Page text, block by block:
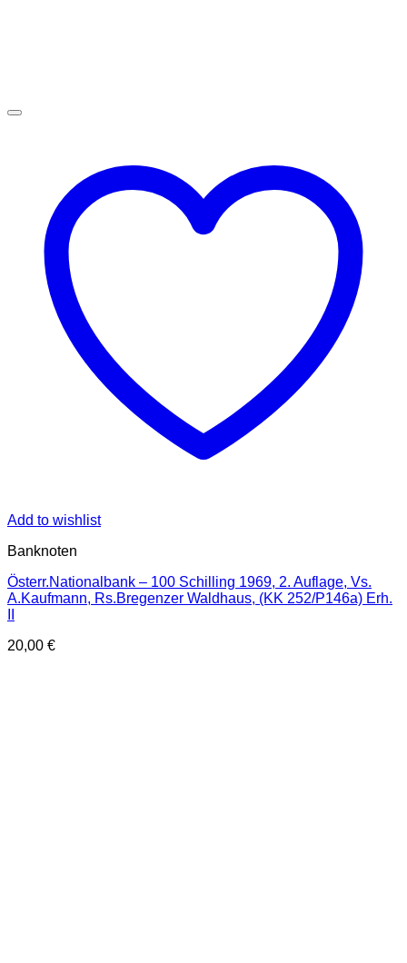
Add to wishlist
Banknoten
Österr.Nationalbank – 100 Schilling 1969, 2. Auflage, Vs.
A.Kaufmann, Rs.Bregenzer Waldhaus, (KK 252/P146a) Erh.
20,00 €